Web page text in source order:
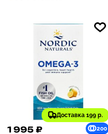
Доставка 199 р.
1 995 ₽ 200